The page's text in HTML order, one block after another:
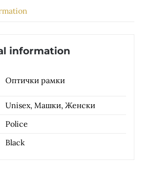
information
Оптички рамки
Unisex, Машки, Женски
Police
Black